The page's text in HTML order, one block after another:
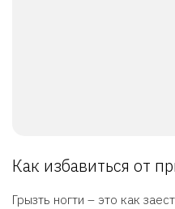
Как избавиться от
Грызть ногти – это как